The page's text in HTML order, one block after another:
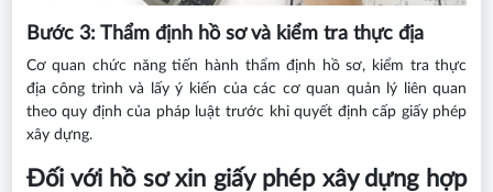
Bước 3: Thẩm định hồ sơ và kiểm tra thực địa
Cơ quan chức năng tiến hành thẩm định hồ sơ, kiểm tra thực
địa công trình và lấy ý kiến của các cơ quan quản lý liên quan
theo quy định của pháp luật trước khi quyết định cấp giấy phép
xây dựng.
Đối với hồ sơ xin giấy phép xây dựng hợp